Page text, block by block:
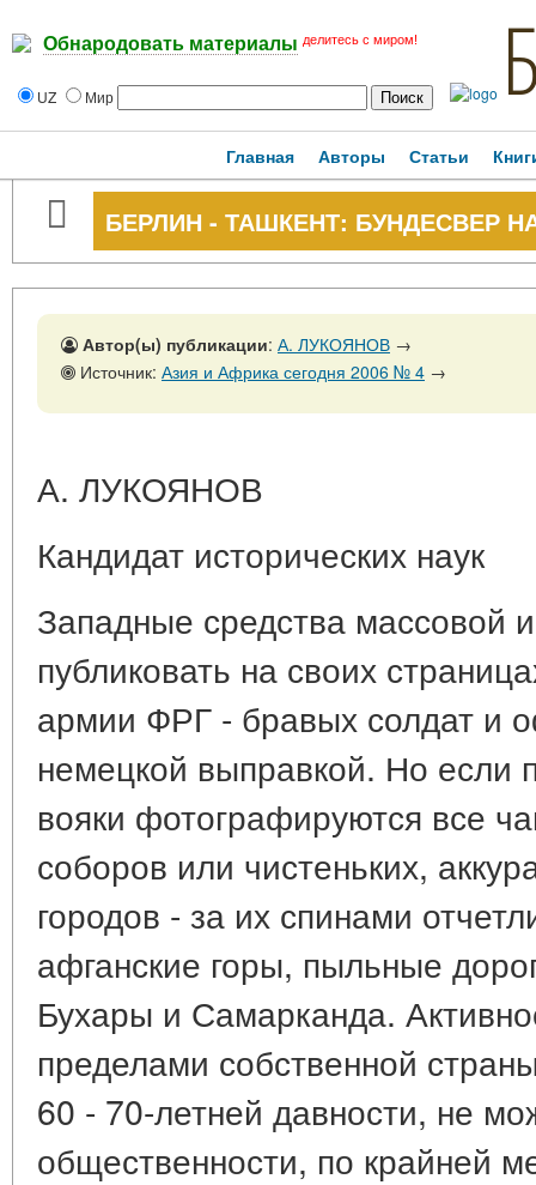
Обнародовать материалы делитесь с миром!
UZ Мир
Главная Авторы Статьи
БЕРЛИН - ТАШКЕНТ: БУНДЕСВЕР
Автор(ы) публикации: А. ЛУКОЯНОВ →
Источник: Азия и Африка сегодня 2006 № 4 →
А. ЛУКОЯНОВ
Кандидат исторических наук
Западные средства массовой
публиковать на своих
армии ФРГ - бравых солдат и
немецкой выправкой. Но если
вояки фотографируются все
соборов или чистеньких,
городов - за их спинами
афганские горы, пыльные
Бухары и Самарканда.
пределами собственной
60 - 70-летней давности, не
общественности, по крайней